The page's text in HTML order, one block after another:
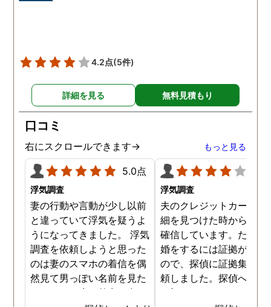
4.2点(5件)
詳細を見る 無料見積もり
口コミ
右にスクロールできます→ もっと見る
5.0点
浮気調査
妻の行動や言動が少し以前
と違っていて浮気を疑うよ
うになってきました。 浮気
調査を依頼しようと思った
のは妻のスマホの着信を偶
然見て男っぽい名前を見た
からです。少し外出が多く
浮気調査
夫のクレジットカードの
細を見つけた時から不倫
確信しています。ただ、
婚をするには証拠が乏し
ので、探偵に証拠集めを
頼しました。探偵への依
は初めてではないので無